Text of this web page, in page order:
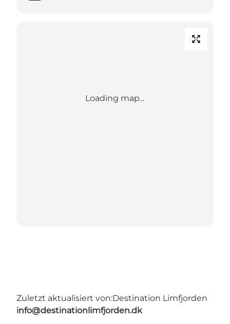
Loading map...
Zuletzt aktualisiert von:Destination Limfjorden
info@destinationlimfjorden.dk